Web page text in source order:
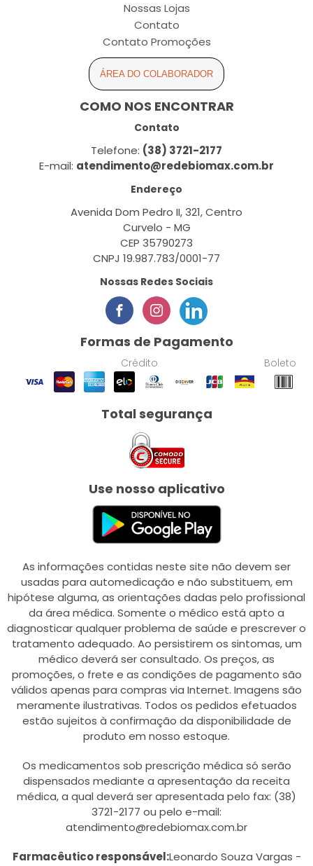
Nossas Lojas
Contato
Contato Promoções
ÁREA DO COLABORADOR
COMO NOS ENCONTRAR
Contato
Telefone: (38) 3721-2177
E-mail: atendimento@redebiomax.com.br
Endereço
Avenida Dom Pedro II, 321, Centro
Curvelo - MG
CEP 35790273
CNPJ 19.987.783/0001-77
Nossas Redes Sociais
Formas de Pagamento
Crédito Boleto
Total segurança
Use nosso aplicativo
As informações contidas neste site não devem ser
usadas para automedicação e não substituem, em
hipótese alguma, as orientações dadas pelo profissional
da área médica. Somente o médico está apto a
diagnosticar qualquer problema de saúde e prescrever o
tratamento adequado. Ao persistirem os sintomas, um
médico deverá ser consultado. Os preços, as
promoções, o frete e as condições de pagamento são
válidos apenas para compras via Internet. Imagens são
meramente ilustrativas. Todos os pedidos efetuados
estão sujeitos à confirmação da disponibilidade de
produto em nosso estoque.
Os medicamentos sob prescrição médica só serão
dispensados mediante a apresentação da receita
médica, a qual deverá ser apresentada pelo fax: (38)
3721-2177 ou pelo e-mail:
atendimento@redebiomax.com.br
Farmacêutico responsável:Leonardo Souza Vargas -